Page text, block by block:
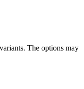
The options may